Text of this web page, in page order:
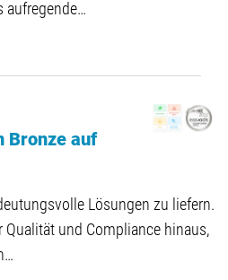
aufregende…
Bronze auf
Lösungen zu liefern.
Qualität und Compliance hinaus,